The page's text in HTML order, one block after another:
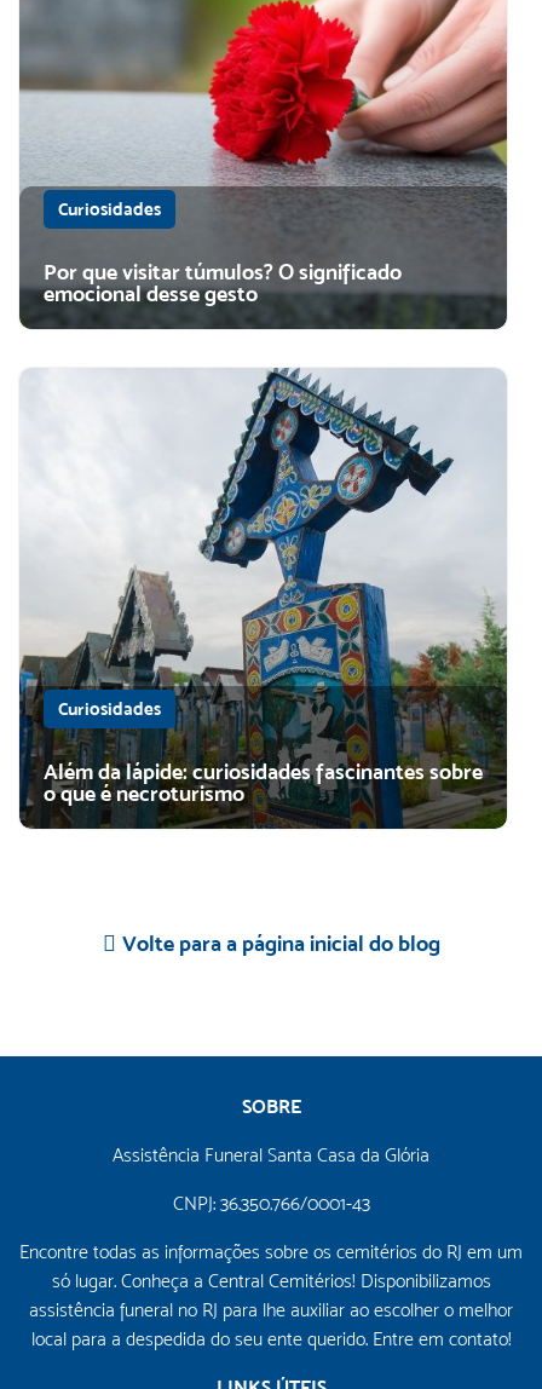
Curiosidades
Por que visitar túmulos? O significado
emocional desse gesto
Curiosidades
Além da lápide: curiosidades fascinantes sobre
o que é necroturismo
Volte para a página inicial do blog
SOBRE
Assistência Funeral Santa Casa da Glória
CNPJ: 36.350.766/0001-43
Encontre todas as informações sobre os cemitérios do RJ em um
só lugar. Conheça a Central Cemitérios! Disponibilizamos
assistência funeral no RJ para lhe auxiliar ao escolher o melhor
local para a despedida do seu ente querido. Entre em contato!